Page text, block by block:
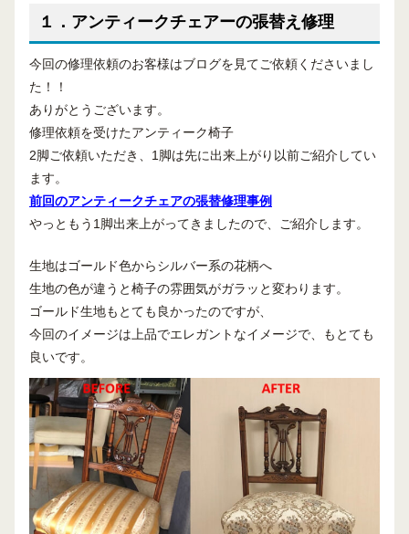
１．アンティークチェアーの張替え修理
今回の修理依頼のお客様はブログを見てご依頼くださいまし
た！！
ありがとうございます。
修理依頼を受けたアンティーク椅子
2脚ご依頼いただき、1脚は先に出来上がり以前ご紹介してい
ます。
前回のアンティークチェアの張替修理事例
やっともう1脚出来上がってきましたので、ご紹介します。
生地はゴールド色からシルバー系の花柄へ
生地の色が違うと椅子の雰囲気がガラッと変わります。
ゴールド生地もとても良かったのですが、
今回のイメージは上品でエレガントなイメージで、もとても
良いです。